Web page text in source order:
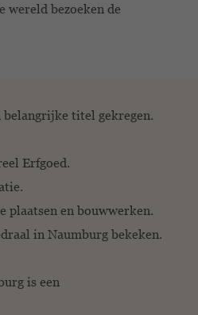
wereld bezoeken de
belangrijke titel gekregen.
Erfgoed.
plaatsen en bouwwerken.
in Naumburg bekeken.
is een